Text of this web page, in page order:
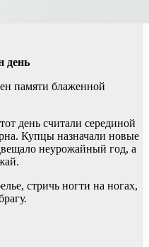
день
памяти блаженной
день считали серединой
Купцы назначали новые
неурожайный год, а
стричь ногти на ногах,